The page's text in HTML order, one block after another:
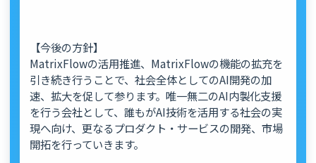
【今後の方針】
MatrixFlowの活用推進、MatrixFlowの機能の拡充を
引き続き行うことで、社会全体としてのAI開発の加
速、拡大を促して参ります。唯一無二のAI内製化支援
を行う会社として、誰もがAI技術を活用する社会の実
現へ向け、更なるプロダクト・サービスの開発、市場
開拓を行っていきます。